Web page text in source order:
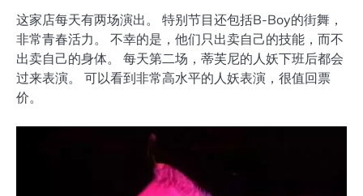
这家店每天有两场演出。 特别节目还包括B-Boy的街舞，
非常青春活力。 不幸的是，他们只出卖自己的技能，而不
出卖自己的身体。 每天第二场，蒂芙尼的人妖下班后都会
过来表演。 可以看到非常高水平的人妖表演，很值回票
价。